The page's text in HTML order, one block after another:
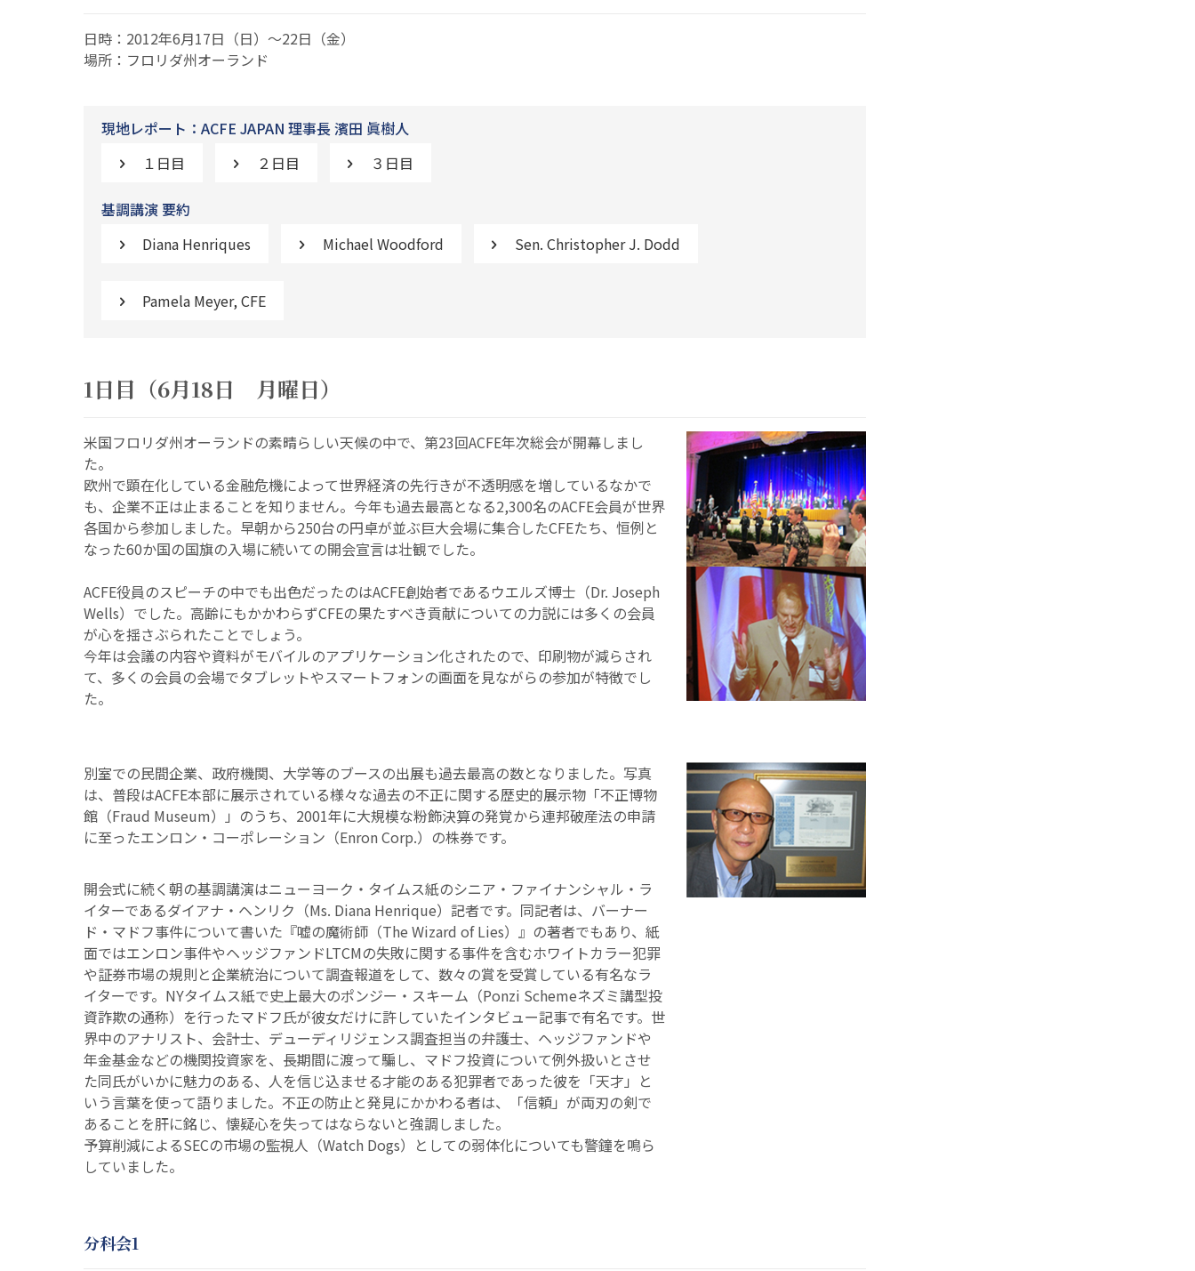
日時：2012年6月17日（日）～22日（金）
場所：フロリダ州オーランド
現地レポート：ACFE JAPAN 理事長 濱田 眞樹人
１日目
２日目 ３日目
基調講演 要約
Diana Henriques
Michael Woodford Sen. Christopher J. Dodd
Pamela Meyer, CFE
1日目（6月18日 月曜日）
米国フロリダ州オーランドの素晴らしい天候の中で、第23回ACFE年次総会が開幕しまし
た。
欧州で顕在化している金融危機によって世界経済の先行きが不透明感を増しているなかで
も、企業不正は止まることを知りません。今年も過去最高となる2,300名のACFE会員が世界
各国から参加しました。早朝から250台の円卓が並ぶ巨大会場に集合したCFEたち、恒例と
なった60か国の国旗の入場に続いての開会宣言は壮観でした。
ACFE役員のスピーチの中でも出色だったのはACFE創始者であるウエルズ博士（Dr. Joseph
Wells）でした。高齢にもかかわらずCFEの果たすべき貢献についての力説には多くの会員
が心を揺さぶられたことでしょう。
今年は会議の内容や資料がモバイルのアプリケーション化されたので、印刷物が減らされ
て、多くの会員の会場でタブレットやスマートフォンの画面を見ながらの参加が特徴でし
た。
別室での民間企業、政府機関、大学等のブースの出展も過去最高の数となりました。写真
は、普段はACFE本部に展示されている様々な過去の不正に関する歴史的展示物「不正博物
館（Fraud Museum）」のうち、2001年に大規模な粉飾決算の発覚から連邦破産法の申請
に至ったエンロン・コーポレーション（Enron Corp.）の株券です。
開会式に続く朝の基調講演はニューヨーク・タイムス紙のシニア・ファイナンシャル・ラ
イターであるダイアナ・ヘンリク（Ms. Diana Henrique）記者です。同記者は、バーナー
ド・マドフ事件について書いた『嘘の魔術師（The Wizard of Lies）』の著者でもあり、紙
面ではエンロン事件やヘッジファンドLTCMの失敗に関する事件を含むホワイトカラー犯罪
や証券市場の規則と企業統治について調査報道をして、数々の賞を受賞している有名なラ
イターです。NYタイムス紙で史上最大のポンジー・スキーム（Ponzi Schemeネズミ講型投
資詐欺の通称）を行ったマドフ氏が彼女だけに許していたインタビュー記事で有名です。世
界中のアナリスト、会計士、デューディリジェンス調査担当の弁護士、ヘッジファンドや
年金基金などの機関投資家を、長期間に渡って騙し、マドフ投資について例外扱いとさせ
た同氏がいかに魅力のある、人を信じ込ませる才能のある犯罪者であった彼を「天才」と
いう言葉を使って語りました。不正の防止と発見にかかわる者は、「信頼」が両刃の剣で
あることを肝に銘じ、懐疑心を失ってはならないと強調しました。
予算削減によるSECの市場の監視人（Watch Dogs）としての弱体化についても警鐘を鳴ら
していました。
分科会1